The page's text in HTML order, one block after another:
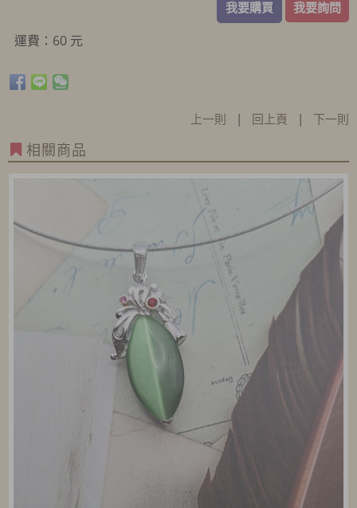
我要購買 我要詢問
運費：60 元
上一則 | 回上頁 | 下一則
相關商品